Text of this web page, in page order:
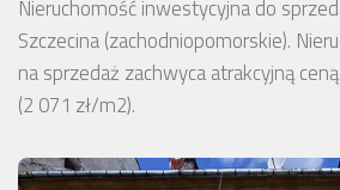
Nieruchomość inwestycyjna do
Szczecina (zachodniopomorskie).
na sprzedaż zachwyca atrakcyjną
(2 071 zł/m2).